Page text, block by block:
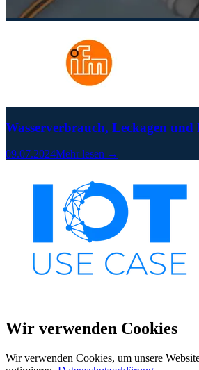
Wasserverbrauch, Leckagen
09.07.2024Mehr lesen →
Wir verwenden Cookies
Wir verwenden Cookies, um unsere